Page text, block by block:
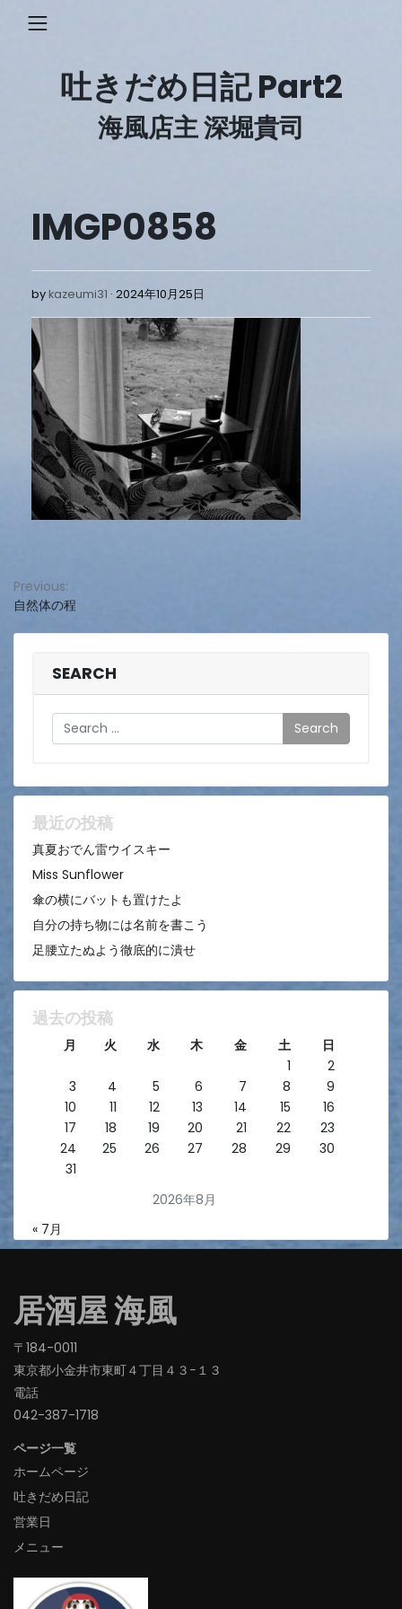
吐きだめ日記 Part2
海風店主 深堀貴司
IMGP0858
bykazeumi31 2024年10月25日
10
月
25
日
投
稿
ョ
ン
Previous:
自然体の程
SEARCH
Search
最近の投稿
真夏おでん雷ウイスキー
Miss Sunflower
傘の横にバットも置けたよ
自分の持ち物には名前を書こう
足腰立たぬよう徹底的に潰せ
過去の投稿
2026年8月
月 火 水 木 金 土
日
1
2
3
4 5 6 7 8
9
10
11 12 13 14 15
16
17
18 19 20 21 22
23
24
25 26 27 28 29
30
31
« 7月
居酒屋 海風
〒184-0011
東京都小金井市東町４丁目４３−１３
電話
042-387-1718‬
ページ一覧
ホームページ
吐きだめ日記
営業日
メニュー